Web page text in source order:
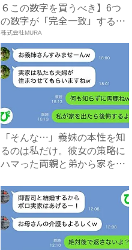
６この数字を買うべき】6つ
の数字が「完全一致」する
方...
株式会社MURA
「そんな…」義妹の本性を知
るのは私だけ。彼女の策略に
ハマった両親と弟から家を追